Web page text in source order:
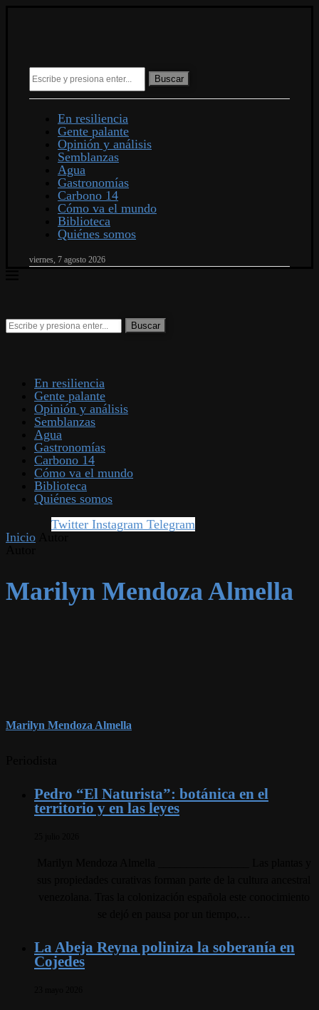
Buscar
En resiliencia
Gente palante
Opinión y análisis
Semblanzas
Agua
Gastronomías
Carbono 14
Cómo va el mundo
Biblioteca
Quiénes somos
viernes, 7 agosto 2026
En resiliencia
Gente palante
Opinión y análisis
Semblanzas
Agua
Gastronomías
Carbono 14
Cómo va el mundo
Biblioteca
Quiénes somos
Twitter Instagram Telegram
Inicio
Marilyn Mendoza Almella
Marilyn Mendoza Almella
Pedro “El Naturista”: botánica en el
territorio y en las leyes
La Abeja Reyna poliniza la soberanía en
Cojedes